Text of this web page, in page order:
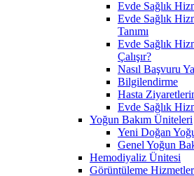
Evde Sağlık
Evde Sağlık
Tanımı
Evde Sağlık
Çalışır?
Nasıl Başvuru
Bilgilendirme
Hasta
Evde Sağlık
Yoğun Bakım Üniteleri
Yeni Doğan
Genel Yoğun
Hemodiyaliz Ünitesi
Görüntüleme